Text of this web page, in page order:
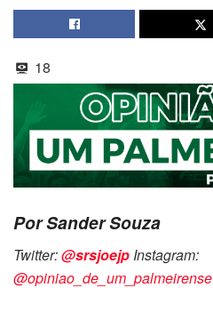
18
Por Sander Souza
Twitter:@srsjoejp Instagram:
@opiniao_de_um_palmeirense